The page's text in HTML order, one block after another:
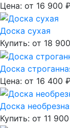
Цена: от 16 900
Доска сухая
Купить: от 18 900
Доска
Цена: от 16 400
Доска
Купить: от 11 900